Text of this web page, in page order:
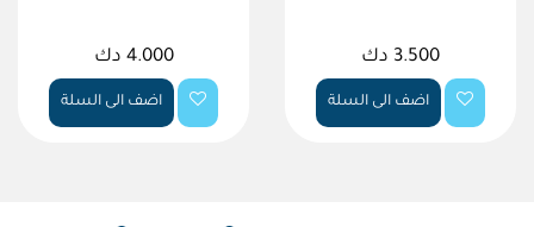
4.000 دك
اضف الى السلة
3.500 دك
اضف الى السلة